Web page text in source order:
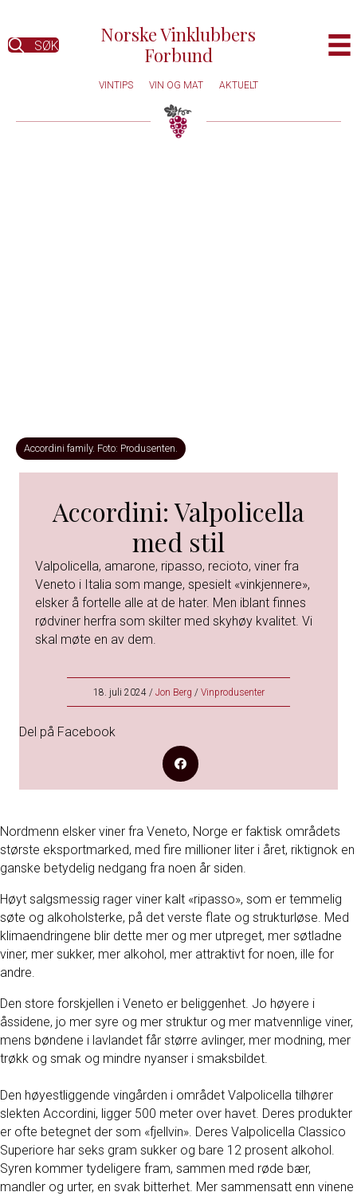
SØK
Norske Vinklubbers
Forbund
VINTIPS VIN OG MAT AKTUELT
Accordini family. Foto: Produsenten.
Accordini: Valpolicella
med stil
Valpolicella, amarone, ripasso, recioto, viner fra
Veneto i Italia som mange, spesielt «vinkjennere»,
elsker å fortelle alle at de hater. Men iblant finnes
rødviner herfra som skilter med skyhøy kvalitet. Vi
skal møte en av dem.
18. juli 2024 / Jon Berg / Vinprodusenter
Del på Facebook
Nordmenn elsker viner fra Veneto, Norge er faktisk områdets
største eksportmarked, med fire millioner liter i året, riktignok en
ganske betydelig nedgang fra noen år siden.
Høyt salgsmessig rager viner kalt «ripasso», som er temmelig
søte og alkoholsterke, på det verste flate og strukturløse. Med
klimaendringene blir dette mer og mer utpreget, mer søtladne
viner, mer sukker, mer alkohol, mer attraktivt for noen, ille for
andre.
Den store forskjellen i Veneto er beliggenhet. Jo høyere i
åssidene, jo mer syre og mer struktur og mer matvennlige viner,
mens bøndene i lavlandet får større avlinger, mer modning, mer
trøkk og smak og mindre nyanser i smaksbildet.
Den høyestliggende vingården i området Valpolicella tilhører
slekten Accordini, ligger 500 meter over havet. Deres produkter
er ofte betegnet der som «fjellvin». Deres Valpolicella Classico
Superiore har seks gram sukker og bare 12 prosent alkohol.
Syren kommer tydeligere fram, sammen med røde bær,
mandler og urter, en svak bitterhet. Mer sammensatt enn vinene